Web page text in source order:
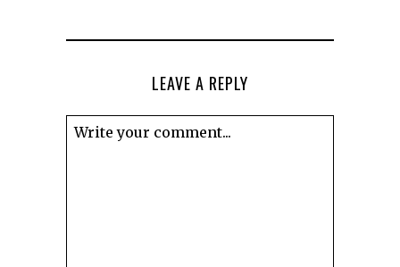
LEAVE A REPLY